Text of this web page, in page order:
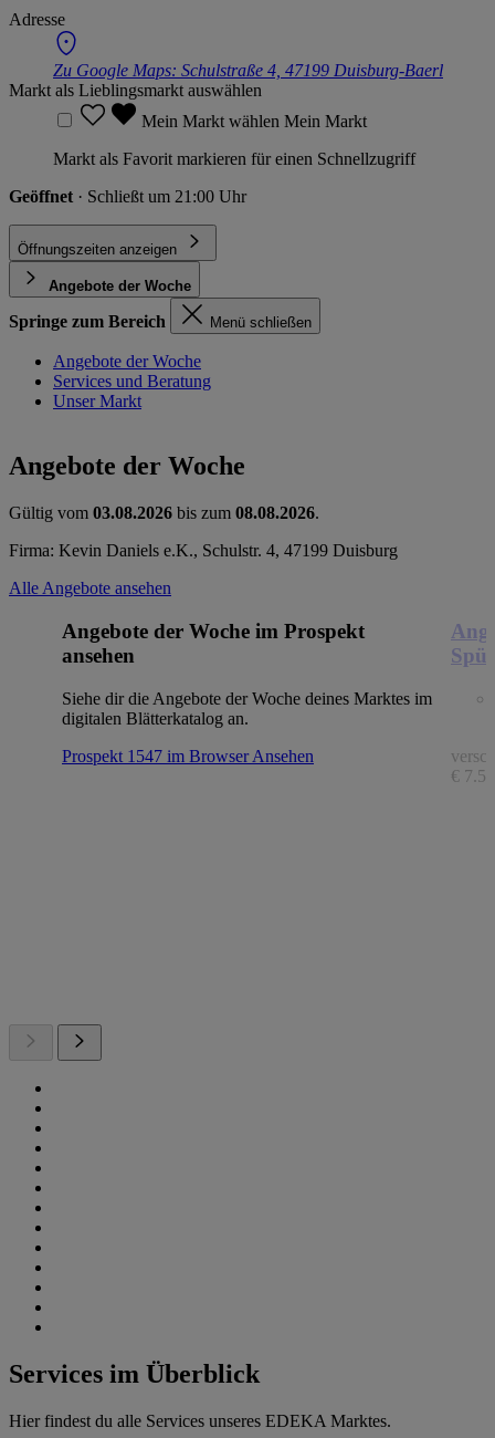
Adresse
Zu Google Maps: Schulstraße 4, 47199 Duisburg-Baerl
Markt als Lieblingsmarkt auswählen
Mein Markt wählen Mein Markt
Markt als Favorit markieren für einen Schnellzugriff
Geöffnet · Schließt um 21:00 Uhr
Öffnungszeiten anzeigen
Angebote der Woche
Springe zum Bereich Menü schließen
Angebote der Woche
Services und Beratung
Unser Markt
Angebote der Woche
Gültig vom 03.08.2026 bis zum 08.08.2026.
Firma: Kevin Daniels e.K., Schulstr. 4, 47199 Duisburg
Alle Angebote ansehen
Angebote der Woche im Prospekt
ansehen
Siehe dir die Angebote der Woche deines Marktes im
digitalen Blätterkatalog an.
Prospekt 1547 im BrowserAnsehen
€
Services im Überblick
Hier findest du alle Services unseres EDEKA Marktes.